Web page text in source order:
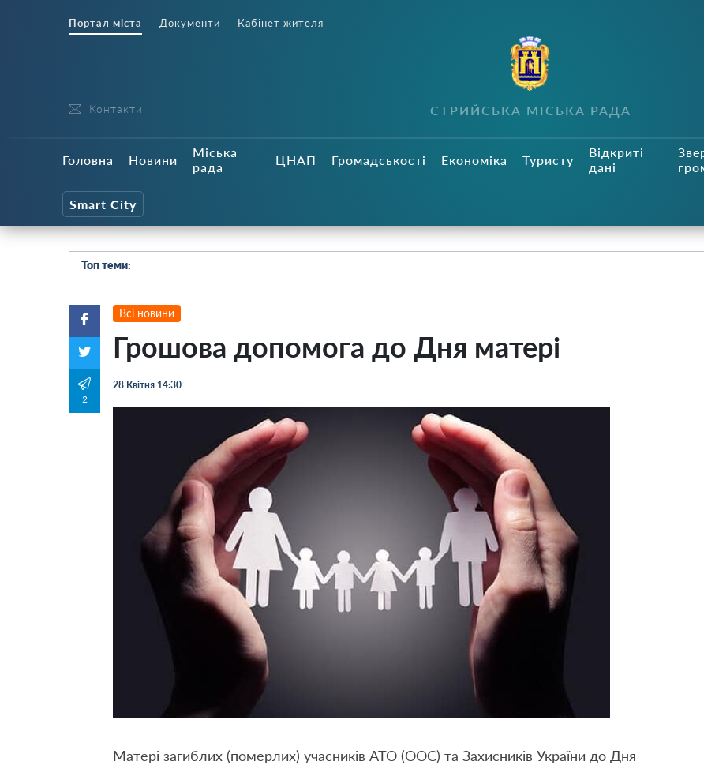
Портал міста Документи Кабінет жителя
Контакти СТРИЙСЬКА МІСЬКА РАДА
Головна Новини
Міська
рада
ЦНАП Громадськості Економіка Туристу
Відкриті
дані
Smart City
Топ теми:
2
Всі новини
Грошова допомога до Дня матері
28 Квітня 14:30
Матері загиблих (померлих) учасників АТО (ООС) та Захисників України до Дня